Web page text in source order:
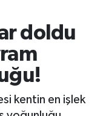
doldu
kentin en işlek